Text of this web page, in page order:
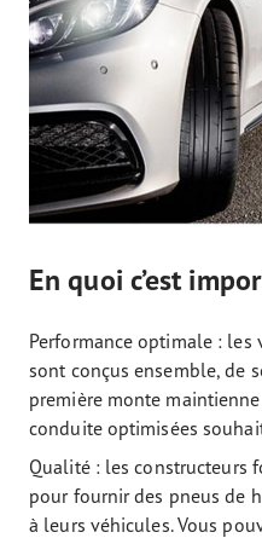
En quoi c’est
Performance optimale : les
sont conçus ensemble, de
première monte
conduite optimisées
Qualité : les constructeurs
pour fournir des pneus de
à leurs véhicules. Vous